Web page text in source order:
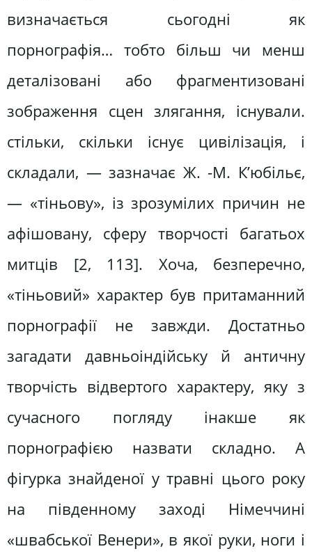
визначається сьогодні як
порнографія… тобто більш чи менш
деталізовані або фрагментизовані
зображення сцен злягання, існували.
стільки, скільки існує цивілізація, і
складали, — зазначає Ж. -М. К’юбільє,
— «тіньову», із зрозумілих причин не
афішовану, сферу творчості багатьох
митців [2, 113]. Хоча, безперечно,
«тіньовий» характер був притаманний
порнографії не завжди. Достатньо
загадати давньоіндійську й античну
творчість відвертого характеру, яку з
сучасного погляду інакше як
порнографією назвати складно. А
фігурка знайденої у травні цього року
на південному заході Німеччині
«швабської Венери», в якої руки, ноги і